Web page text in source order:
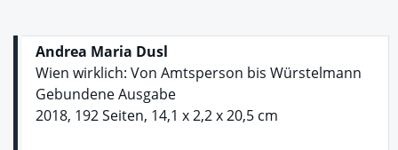
Andrea Maria Dusl
Wien wirklich: Von Amtsperson bis Würstelmann
Gebundene Ausgabe
2018,​ ​192 Seiten, 14,1 x 2,2 x 20,5 cm